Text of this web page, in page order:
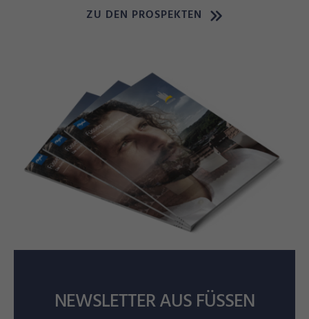
ZU DEN PROSPEKTEN
NEWSLETTER AUS FÜSSEN